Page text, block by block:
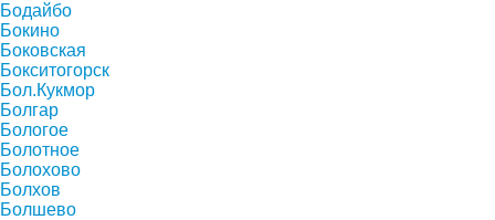
Бодайбо
Бокино
Боковская
Бокситогорск
Бол.Кукмор
Болгар
Бологое
Болотное
Болохово
Болхов
Болшево